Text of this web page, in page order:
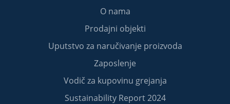
O nama
Prodajni objekti
Uputstvo za naručivanje proizvoda
Zaposlenje
Vodič za kupovinu grejanja
Sustainability Report 2024